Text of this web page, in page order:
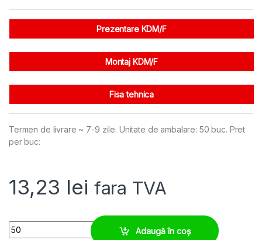
Prezentare KDM/F
Montaj KDM/F
Fisa tehnica
Termen de livrare ~ 7-9 zile. Unitate de ambalare: 50 buc. Pret
per buc:
13,23 lei fara TVA
Membrana etansare M32, trecere cabluri 1-25 mm quantity
Adaugă în coș